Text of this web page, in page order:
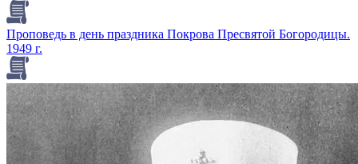
Проповедь в день праздника Покрова Пресвятой Богородицы.
1949 г.